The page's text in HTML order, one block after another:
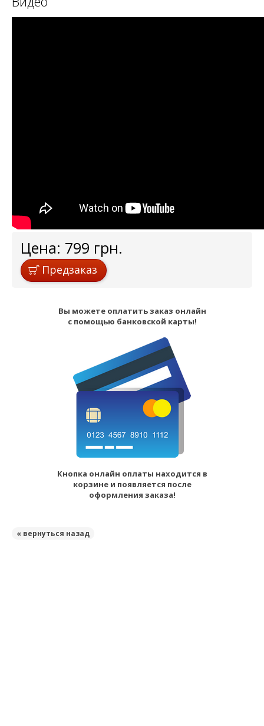
Цена: 799 грн.
Предзаказ
Вы можете оплатить заказ онлайн
с помощью банковской карты!
Кнопка онлайн оплаты находится в
корзине и появляется после
оформления заказа!
« вернуться назад